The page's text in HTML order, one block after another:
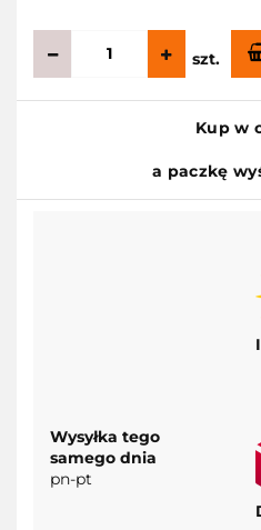
szt.
Kup w
a paczkę
Wysyłka tego
samego dnia
pn-pt